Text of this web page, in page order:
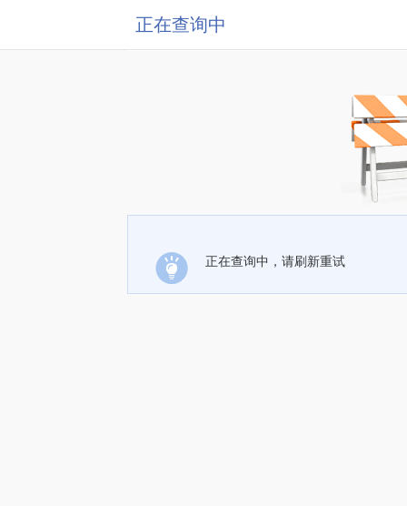
正在查询中
正在查询中，请刷新重试